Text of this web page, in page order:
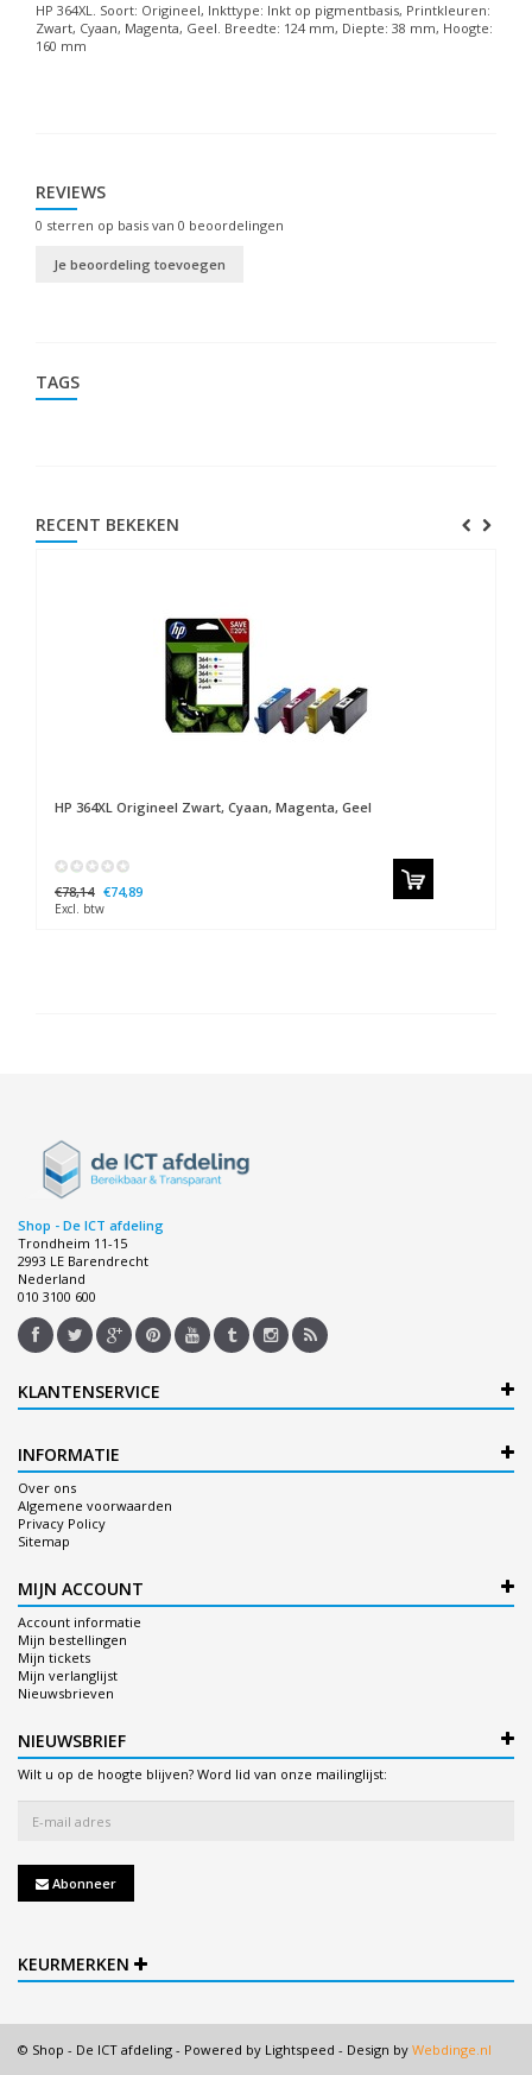
HP 364XL. Soort: Origineel, Inkttype: Inkt op pigmentbasis, Printkleuren:
Zwart, Cyaan, Magenta, Geel. Breedte: 124 mm, Diepte: 38 mm, Hoogte:
160 mm
REVIEWS
0 sterren op basis van 0 beoordelingen
Je beoordeling toevoegen
TAGS
RECENT BEKEKEN
HP 364XL Origineel Zwart, Cyaan, Magenta, Geel
€78,14 €74,89
Excl. btw
Shop - De ICT afdeling
Trondheim 11-15
2993 LE Barendrecht
Nederland
010 3100 600
KLANTENSERVICE
INFORMATIE
Over ons
Algemene voorwaarden
Privacy Policy
Sitemap
MIJN ACCOUNT
Account informatie
Mijn bestellingen
Mijn tickets
Mijn verlanglijst
Nieuwsbrieven
NIEUWSBRIEF
Wilt u op de hoogte blijven? Word lid van onze mailinglijst:
Abonneer
KEURMERKEN
© Shop - De ICT afdeling - Powered by Lightspeed - Design by Webdinge.nl